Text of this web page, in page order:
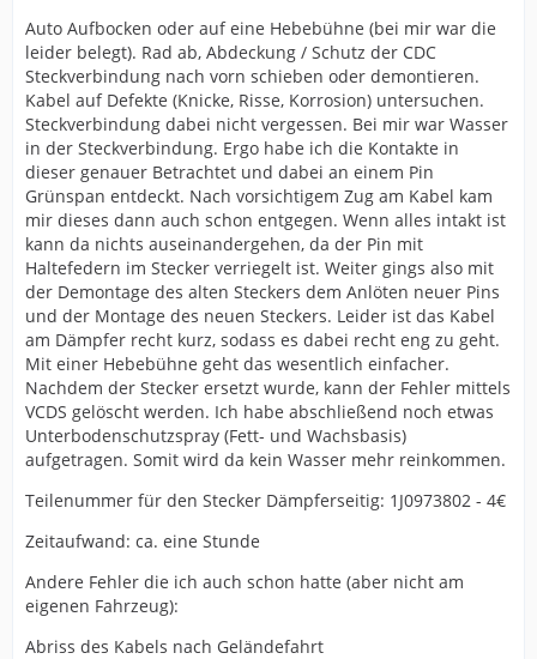
Auto Aufbocken oder auf eine Hebebühne (bei mir war die
leider belegt). Rad ab, Abdeckung / Schutz der CDC
Steckverbindung nach vorn schieben oder demontieren.
Kabel auf Defekte (Knicke, Risse, Korrosion) untersuchen.
Steckverbindung dabei nicht vergessen. Bei mir war Wasser
in der Steckverbindung. Ergo habe ich die Kontakte in
dieser genauer Betrachtet und dabei an einem Pin
Grünspan entdeckt. Nach vorsichtigem Zug am Kabel kam
mir dieses dann auch schon entgegen. Wenn alles intakt ist
kann da nichts auseinandergehen, da der Pin mit
Haltefedern im Stecker verriegelt ist. Weiter gings also mit
der Demontage des alten Steckers dem Anlöten neuer Pins
und der Montage des neuen Steckers. Leider ist das Kabel
am Dämpfer recht kurz, sodass es dabei recht eng zu geht.
Mit einer Hebebühne geht das wesentlich einfacher.
Nachdem der Stecker ersetzt wurde, kann der Fehler mittels
VCDS gelöscht werden. Ich habe abschließend noch etwas
Unterbodenschutzspray (Fett- und Wachsbasis)
aufgetragen. Somit wird da kein Wasser mehr reinkommen.
Teilenummer für den Stecker Dämpferseitig: 1J0973802 - 4€
Zeitaufwand: ca. eine Stunde
Andere Fehler die ich auch schon hatte (aber nicht am
eigenen Fahrzeug):
Abriss des Kabels nach Geländefahrt